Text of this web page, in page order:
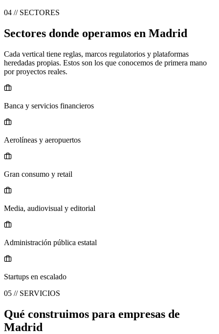
04 // SECTORES
Sectores donde operamos en Madrid
Cada vertical tiene reglas, marcos regulatorios y plataformas
heredadas propias. Estos son los que conocemos de primera mano
por proyectos reales.
Banca y servicios financieros
Aerolíneas y aeropuertos
Gran consumo y retail
Media, audiovisual y editorial
Administración pública estatal
Startups en escalado
05 // SERVICIOS
Qué construimos para empresas de
Madrid